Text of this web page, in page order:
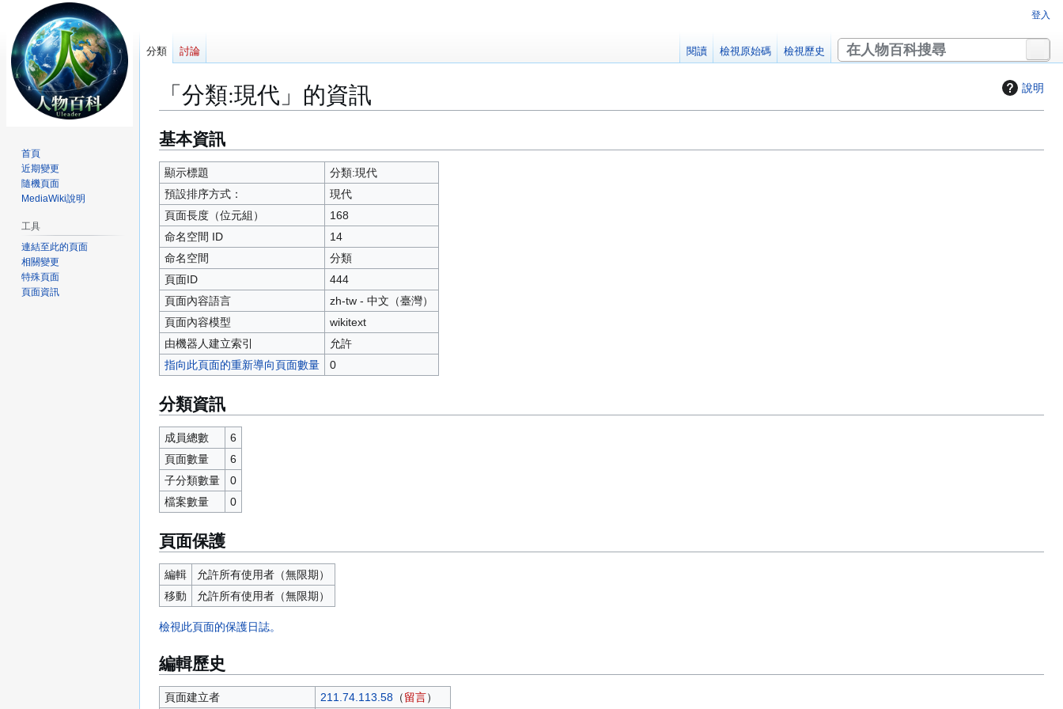
說明
「分類:現代」的資訊
跳
至
導
覽
跳
至
搜
尋
基本資訊
顯示標題
分類:現代
預設排序方式：
現代
頁面長度（位元組）
168
命名空間 ID
14
命名空間
分類
頁面ID
444
頁面內容語言
zh-tw - 中文（臺灣）
頁面內容模型
wikitext
由機器人建立索引
允許
指向此頁面的重新導向頁面數量
0
分類資訊
成員總數
6
頁面數量
6
子分類數量
0
檔案數量
0
頁面保護
編輯
允許所有使用者​（無限期）
移動
允許所有使用者​（無限期）
檢視此頁面的保護日誌。
編輯歷史
頁面建立者 211.74.113.58（留言）
登入
分類 討論 閱讀 檢視原始碼 檢視歷史
搜
尋
首頁
近期變更
隨機頁面
MediaWiki說明
工具
連結至此的頁面
相關變更
特殊頁面
頁面資訊